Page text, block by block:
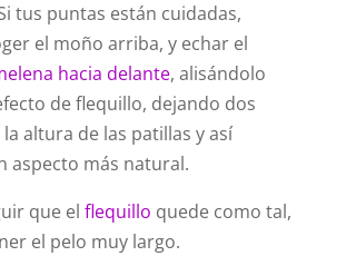
tus puntas están cuidadas,
el moño arriba, y echar el
hacia delante, alisándolo
de flequillo, dejando dos
altura de las patillas y así
aspecto más natural.
que el flequillo quede como tal,
el pelo muy largo.